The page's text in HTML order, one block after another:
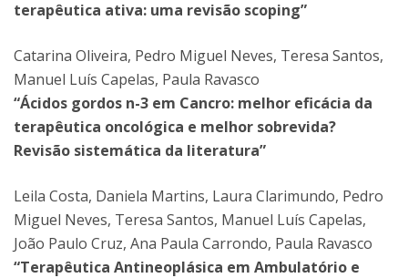
terapêutica ativa: uma revisão scoping”
Catarina Oliveira, Pedro Miguel Neves, Teresa Santos,
Manuel Luís Capelas, Paula Ravasco
“Ácidos gordos n-3 em Cancro: melhor eficácia da
terapêutica oncológica e melhor sobrevida?
Revisão sistemática da literatura”
Leila Costa, Daniela Martins, Laura Clarimundo, Pedro
Miguel Neves, Teresa Santos, Manuel Luís Capelas,
João Paulo Cruz, Ana Paula Carrondo, Paula Ravasco
“Terapêutica Antineoplásica em Ambulatório e